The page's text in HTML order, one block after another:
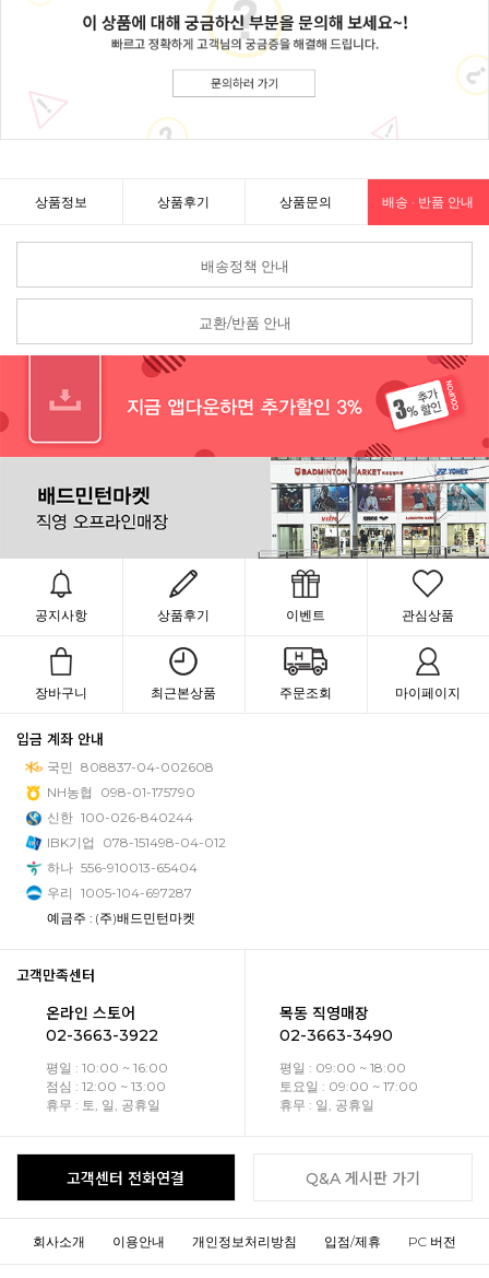
상품정보 상품후기 상품문의 배송 · 반품 안내
배송정책 안내
교환/반품 안내
공지사항 상품후기 이벤트 관심상품
장바구니 최근본상품 주문조회 마이페이지
입금 계좌 안내
국민 808837-04-002608
NH농협
098-01-175790
신한 100-026-840244
IBK기업
078-151498-04-012
하나 556-910013-65404
우리 1005-104-697287
예금주 : (주)배드민턴마켓
고객만족센터
온라인 스토어
02-3663-3922
평일 : 10:00 ~ 16:00
점심 : 12:00 ~ 13:00
휴무 : 토, 일, 공휴일
목동 직영매장
02-3663-3490
평일 : 09:00 ~ 18:00
토요일 : 09:00 ~ 17:00
휴무 : 일, 공휴일
고객센터 전화연결 Q&A 게시판 가기
회사소개 이용안내 개인정보처리방침 입점/제휴 PC 버전